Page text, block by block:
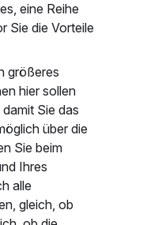
eine Reihe
Sie die Vorteile
größeres
hier sollen
Sie das
über die
Sie beim
Ihres
alle
gleich, ob